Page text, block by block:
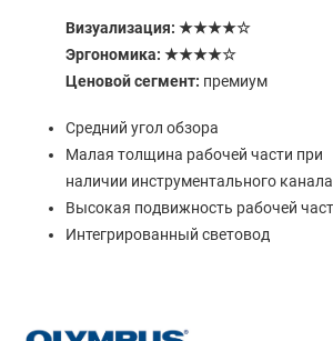
Визуализация: ★★★★☆
Эргономика: ★★★★☆
Ценовой сегмент: премиум
Средний угол обзора
Малая толщина рабочей части при
наличии инструментального канала
Высокая подвижность рабочей
Интегрированный световод